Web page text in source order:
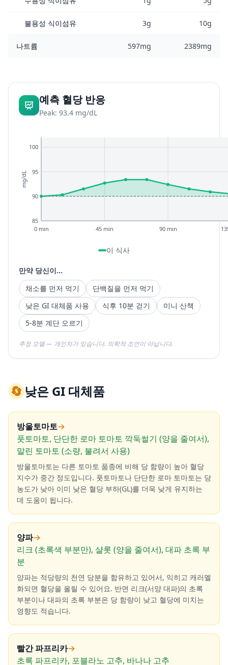
불용성 식이섬유 3g 10g
나트륨 597mg 2389mg
예측 혈당 반응
Peak: 93.4 mg/dL
85
90
95
100
0 min 45 min 90 min
mg/dL
이 식사
만약 당신이...
채소를 먼저 먹기
단백질을 먼저 먹기
낮은 GI 대체품 사용
식후 10분 걷기
미니 산책
5-8분 계단 오르기
추정 모델 — 개인차가 있습니다. 의학적 조언이 아닙니다.
🔄낮은 GI 대체품
방울토마토→
풋토마토, 단단한 로마 토마토 깍둑썰기 (양을 줄여서),
말린 토마토 (소량, 불려서 사용)
방울토마토는 다른 토마토 품종에 비해 당 함량이 높아 혈당
지수가 중간 정도입니다. 풋토마토나 단단한 로마 토마토는 당
농도가 낮아 이미 낮은 혈당 부하(GL)를 더욱 낮게 유지하는
데 도움이 됩니다.
양파→
리크 (초록색 부분만), 샬롯 (양을 줄여서), 대파 초록 부
분
양파는 적당량의 천연 당분을 함유하고 있어서, 익히고 캐러멜
화되면 혈당을 올릴 수 있어요. 반면 리크(서양 대파)의 초록
부분이나 대파의 초록 부분은 당 함량이 낮고 혈당에 미치는
영향도 적습니다.
빨간 파프리카→
초록 파프리카, 포블라노 고추, 바나나 고추